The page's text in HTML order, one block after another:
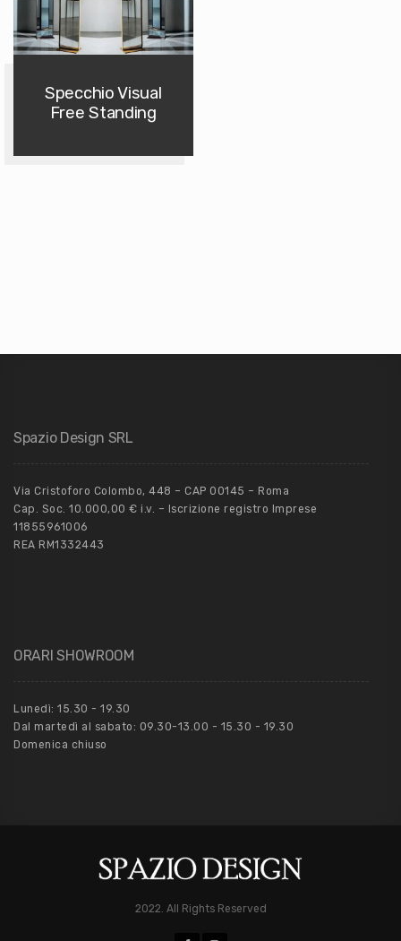
Specchio Visual
Free Standing
Spazio Design SRL
Via Cristoforo Colombo, 448 – CAP 00145 – Roma
Cap. Soc. 10.000,00 € i.v. – Iscrizione registro Imprese
11855961006
REA RM1332443
ORARI SHOWROOM
Lunedì: 15.30 - 19.30
Dal martedì al sabato: 09.30-13.00 - 15.30 - 19.30
Domenica chiuso
2022. All Rights Reserved